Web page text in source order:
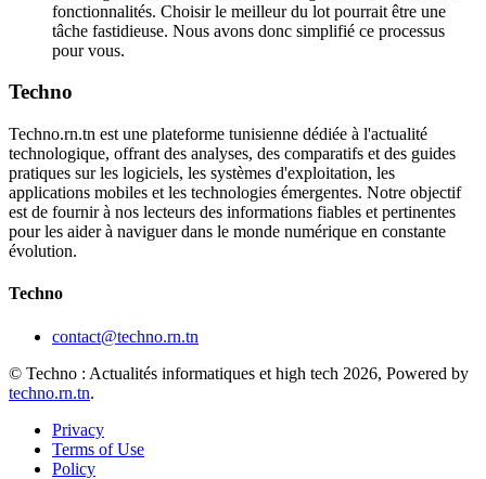
fonctionnalités. Choisir le meilleur du lot pourrait être une
tâche fastidieuse. Nous avons donc simplifié ce processus
pour vous.
Techno
Techno.rn.tn est une plateforme tunisienne dédiée à l'actualité
technologique, offrant des analyses, des comparatifs et des guides
pratiques sur les logiciels, les systèmes d'exploitation, les
applications mobiles et les technologies émergentes. Notre objectif
est de fournir à nos lecteurs des informations fiables et pertinentes
pour les aider à naviguer dans le monde numérique en constante
évolution.
Techno
contact@techno.rn.tn
© Techno : Actualités informatiques et high tech 2026, Powered by
techno.rn.tn.
Privacy
Terms of Use
Policy